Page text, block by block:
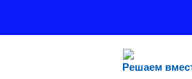
Решаем